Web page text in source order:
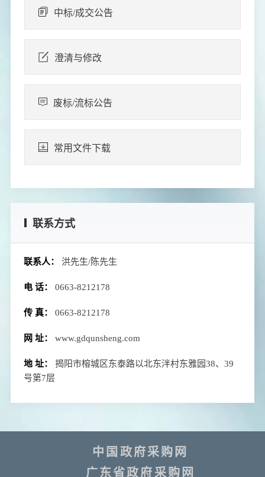
中标/成交公告
澄清与修改
废标/流标公告
常用文件下载
联系方式
联系人： 洪先生/陈先生
电 话： 0663-8212178
传 真： 0663-8212178
网 址： www.gdqunsheng.com
地 址： 揭阳市榕城区东泰路以北东泮村东雅园38、39
号第7层
中国政府采购网
广东省政府采购网